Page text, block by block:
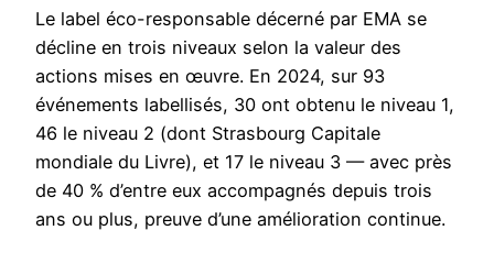
Le label éco-responsable décerné par EMA se
décline en trois niveaux selon la valeur des
actions mises en œuvre. En 2024, sur 93
événements labellisés, 30 ont obtenu le niveau 1,
46 le niveau 2 (dont Strasbourg Capitale
mondiale du Livre), et 17 le niveau 3 — avec près
de 40 % d’entre eux accompagnés depuis trois
ans ou plus, preuve d’une amélioration continue.